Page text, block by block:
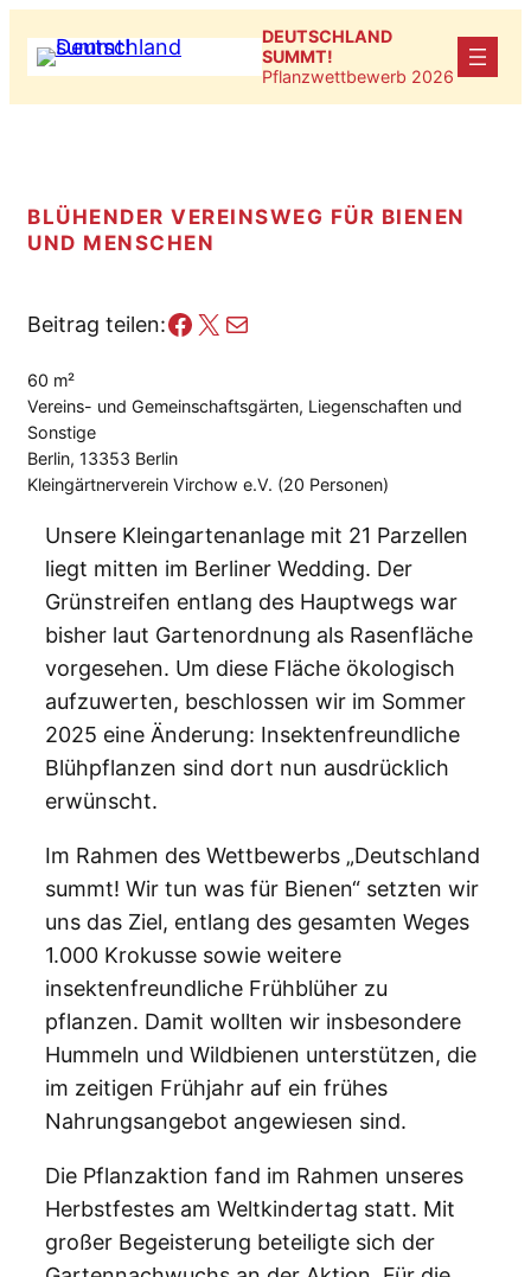
Inhalt
DEUTSCHLAND
SUMMT!
Pflanzwettbewerb 2026
BLÜHENDER VEREINSWEG FÜR BIENEN
UND MENSCHEN
Beitrag teilen:Facebook
X E-Mail
60 m²
Vereins- und Gemeinschaftsgärten, Liegenschaften und
Sonstige
Berlin, 13353 Berlin
Kleingärtnerverein Virchow e.V. (20 Personen)
Unsere Kleingartenanlage mit 21 Parzellen
liegt mitten im Berliner Wedding. Der
Grünstreifen entlang des Hauptwegs war
bisher laut Gartenordnung als Rasenfläche
vorgesehen. Um diese Fläche ökologisch
aufzuwerten, beschlossen wir im Sommer
2025 eine Änderung: Insektenfreundliche
Blühpflanzen sind dort nun ausdrücklich
erwünscht.
Im Rahmen des Wettbewerbs „Deutschland
summt! Wir tun was für Bienen“ setzten wir
uns das Ziel, entlang des gesamten Weges
1.000 Krokusse sowie weitere
insektenfreundliche Frühblüher zu
pflanzen. Damit wollten wir insbesondere
Hummeln und Wildbienen unterstützen, die
im zeitigen Frühjahr auf ein frühes
Nahrungsangebot angewiesen sind.
Die Pflanzaktion fand im Rahmen unseres
Herbstfestes am Weltkindertag statt. Mit
großer Begeisterung beteiligte sich der